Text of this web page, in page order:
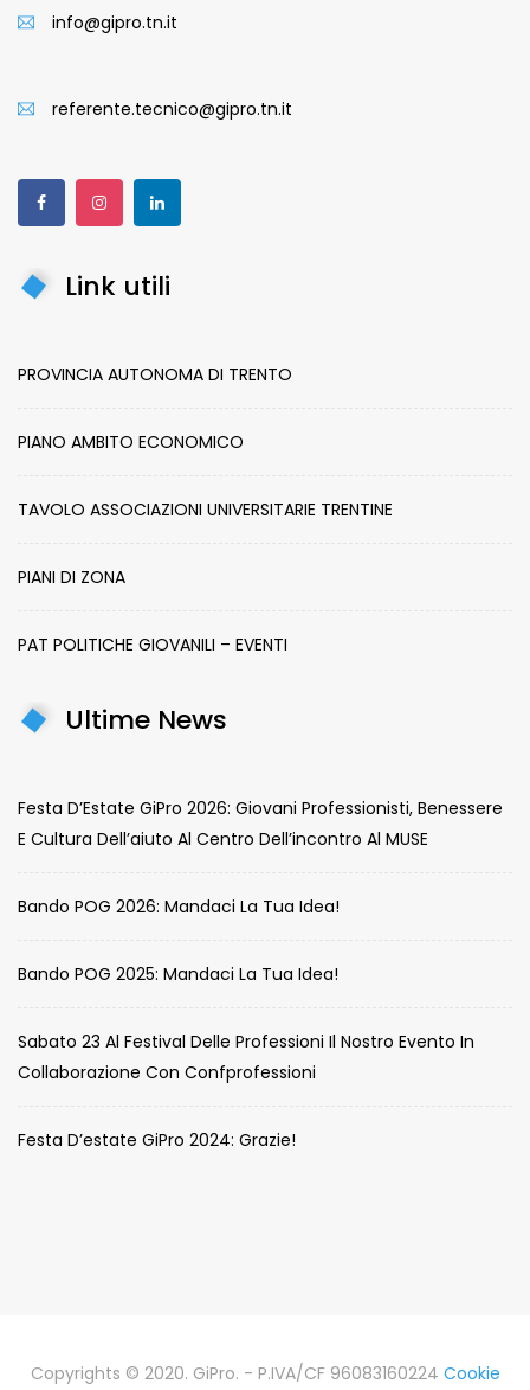
info@gipro.tn.it
referente.tecnico@gipro.tn.it
Link utili
PROVINCIA AUTONOMA DI TRENTO
PIANO AMBITO ECONOMICO
TAVOLO ASSOCIAZIONI UNIVERSITARIE TRENTINE
PIANI DI ZONA
PAT POLITICHE GIOVANILI – EVENTI
Ultime News
Festa D’Estate GiPro 2026: Giovani Professionisti, Benessere
E Cultura Dell’aiuto Al Centro Dell’incontro Al MUSE
Bando POG 2026: Mandaci La Tua Idea!
Bando POG 2025: Mandaci La Tua Idea!
Sabato 23 Al Festival Delle Professioni Il Nostro Evento In
Collaborazione Con Confprofessioni
Festa D’estate GiPro 2024: Grazie!
Copyrights © 2020. GiPro. - P.IVA/CF 96083160224 Cookie